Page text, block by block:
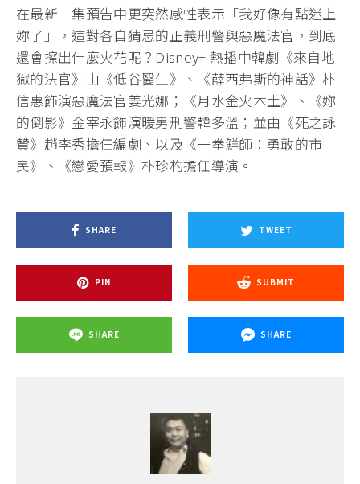
在最新一集預告中更突然感性表示「我好像有點迷上
妳了」，這對各自猜忌的正義刑警與惡魔法官，到底
還會擦出什麼火花呢？Disney+ 熱播中韓劇《來自地
獄的法官》由《低谷醫生》、《薛西弗斯的神話》朴
信惠飾演惡魔法官姜光娜；《月水金火木土》、《妳
的倒影》金宰永飾演暖男刑警韓多溫；並由《死之詠
贊》趙李秀擔任編劇、以及《一拳鮮師：勇敢的市
民》、《戀愛預報》朴珍杓擔任導演。
SHARE TWEET
PIN SUBMIT
SHARE SHARE